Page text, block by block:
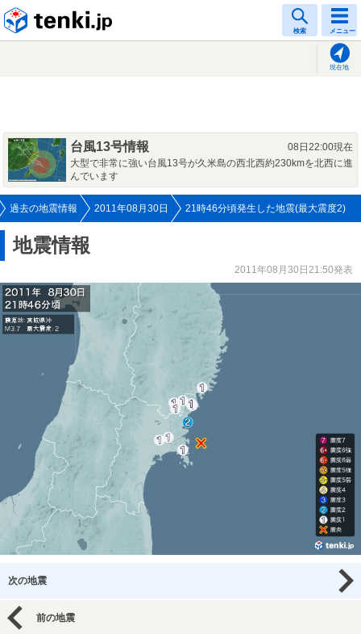
検索 メニュー
現在地
台風13号情報
08日22:00現在
大型で非常に強い台風13号が久米島の西北西約230kmを北西に進
んでいます
過去の地震情報 2011年08月30日 21時46分頃発生した地震(最大震度2)
地震情報
2011年08月30日21:50発表
次の地震
前の地震